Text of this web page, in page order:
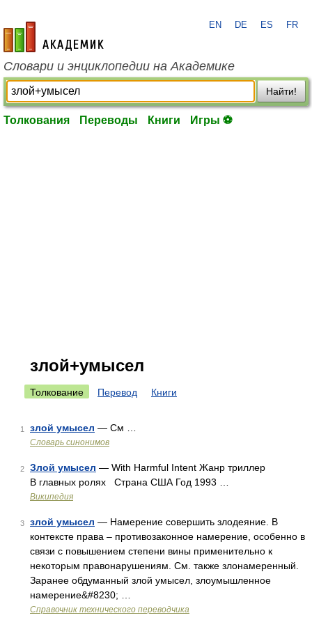
academic.ru
EN DE ES FR
Словари и энциклопедии на Академике
Найти!
Толкования Переводы Книги Игры ⚽
злой+умысел
Толкование Перевод Книги
1 злой умысел — См …
Словарь синонимов
2 Злой умысел — With Harmful Intent Жанр триллер
В главных ролях Страна США Год 1993 …
Википедия
3 злой умысел — Намерение совершить злодеяние. В
контексте права – противозаконное намерение, особенно в
связи с повышением степени вины применительно к
некоторым правонарушениям. См. также злонамеренный.
Заранее обдуманный злой умысел, злоумышленное
намерение&#8230; …
Справочник технического переводчика